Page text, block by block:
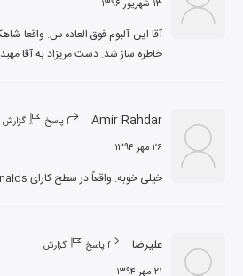
۱۳ شهریور ۱۳۹۶
خاطره ساز شد. دست مریزاد به آقا مهبد
Amir Rahdar پاسخ گزارش
۲۶ مهر ۱۳۹۴
خیلی خوبه. واقعاً در سطح کارای Ólafur Arnalds حساب میشه!
علیرضا پاسخ گزارش
۲۱ مهر ۱۳۹۴